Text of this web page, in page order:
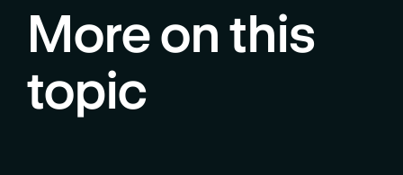
More on this
topic